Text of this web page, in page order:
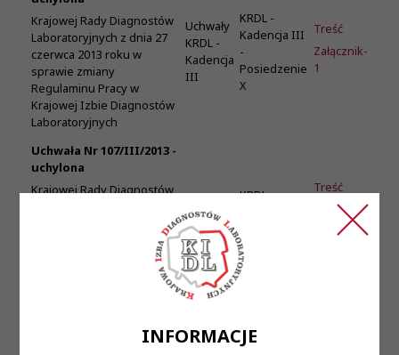
INFORMACJE
Krajowej Rady Diagnostów
Laboratoryjnych z dnia 27
czerwca 2013 roku w
sprawie zmiany
Regulaminu Pracy w
Krajowej Izbie Diagnostów
Laboratoryjnych
Uchwały
KRDL -
Kadencja
III
KRDL -
Kadencja III
-
Posiedzenie
X
Treść
Załącznik-
1
Uchwała Nr 107/III/2013 -
uchylona
Krajowej Rady Diagnostów
Regulaminu wynagradzania
KRDL -
Kadencja
III
KRDL -
Posiedzenie
X
Treść
Załącznik-
Uchwała Nr 109/III/2013